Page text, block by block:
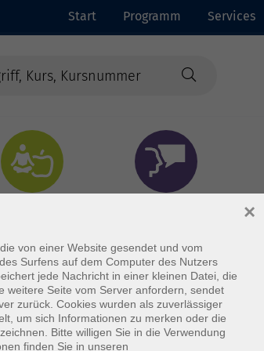
Start Programm Services
von einer Website gesendet und vom
Surfens auf dem Computer des Nutzers
jede Nachricht in einer kleinen Datei, die
weitere Seite vom Server anfordern, sendet
zurück. Cookies wurden als zuverlässiger
um sich Informationen zu merken oder die
Bitte willigen Sie in die Verwendung
finden Sie in unseren
×